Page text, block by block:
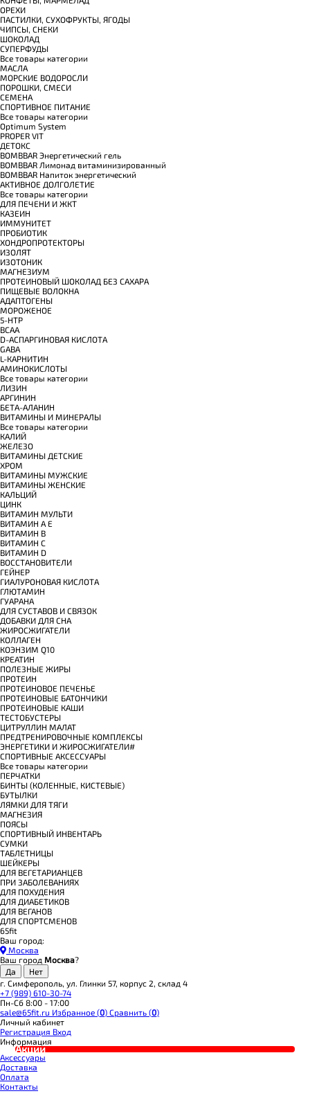
ОРЕХИ
ПАСТИЛКИ, СУХОФРУКТЫ, ЯГОДЫ
ЧИПСЫ, СНЕКИ
ШОКОЛАД
СУПЕРФУДЫ
Все товары категории
МАСЛА
МОРСКИЕ ВОДОРОСЛИ
ПОРОШКИ, СМЕСИ
СЕМЕНА
СПОРТИВНОЕ ПИТАНИЕ
Все товары категории
Optimum System
PROPER VIT
ДЕТОКС
BOMBBAR Энергетический гель
BOMBBAR Лимонад витаминизированный
BOMBBAR Напиток энергетический
АКТИВНОЕ ДОЛГОЛЕТИЕ
Все товары категории
ДЛЯ ПЕЧЕНИ И ЖКТ
КАЗЕИН
ИММУНИТЕТ
ПРОБИОТИК
ХОНДРОПРОТЕКТОРЫ
ИЗОЛЯТ
ИЗОТОНИК
МАГНЕЗИУМ
ПРОТЕИНОВЫЙ ШОКОЛАД БЕЗ САХАРА
ПИЩЕВЫЕ ВОЛОКНА
АДАПТОГЕНЫ
МОРОЖЕНОЕ
5-HTP
BCAA
D-АСПАРГИНОВАЯ КИСЛОТА
GABA
L-КАРНИТИН
АМИНОКИСЛОТЫ
Все товары категории
ЛИЗИН
АРГИНИН
БЕТА-АЛАНИН
ВИТАМИНЫ И МИНЕРАЛЫ
Все товары категории
КАЛИЙ
ЖЕЛЕЗО
ВИТАМИНЫ ДЕТСКИЕ
ХРОМ
ВИТАМИНЫ МУЖСКИЕ
ВИТАМИНЫ ЖЕНСКИЕ
КАЛЬЦИЙ
ЦИНК
ВИТАМИН МУЛЬТИ
ВИТАМИН A E
ВИТАМИН B
ВИТАМИН C
ВИТАМИН D
ВОССТАНОВИТЕЛИ
ГЕЙНЕР
ГИАЛУРОНОВАЯ КИСЛОТА
ГЛЮТАМИН
ГУАРАНА
ДЛЯ СУСТАВОВ И СВЯЗОК
ДОБАВКИ ДЛЯ СНА
ЖИРОСЖИГАТЕЛИ
КОЛЛАГЕН
КОЭНЗИМ Q10
КРЕАТИН
ПОЛЕЗНЫЕ ЖИРЫ
ПРОТЕИН
ПРОТЕИНОВОЕ ПЕЧЕНЬЕ
ПРОТЕИНОВЫЕ БАТОНЧИКИ
ПРОТЕИНОВЫЕ КАШИ
ТЕСТОБУСТЕРЫ
ЦИТРУЛЛИН МАЛАТ
ПРЕДТРЕНИРОВОЧНЫЕ КОМПЛЕКСЫ
ЭНЕРГЕТИКИ И ЖИРОСЖИГАТЕЛИ#
СПОРТИВНЫЕ АКСЕССУАРЫ
Все товары категории
ПЕРЧАТКИ
БИНТЫ (КОЛЕННЫЕ, КИСТЕВЫЕ)
БУТЫЛКИ
ЛЯМКИ ДЛЯ ТЯГИ
МАГНЕЗИЯ
ПОЯСЫ
СПОРТИВНЫЙ ИНВЕНТАРЬ
СУМКИ
ТАБЛЕТНИЦЫ
ШЕЙКЕРЫ
ДЛЯ ВЕГЕТАРИАНЦЕВ
ПРИ ЗАБОЛЕВАНИЯХ
ДЛЯ ПОХУДЕНИЯ
ДЛЯ ДИАБЕТИКОВ
ДЛЯ ВЕГАНОВ
ДЛЯ СПОРТСМЕНОВ
65fit
Ваш город:
Москва
Ваш город Москва?
г. Симферополь, ул. Глинки 57, корпус 2, склад 4
+7 (989) 610-30-74
Пн-Сб 8:00 - 17:00
sale@65fit.ru Избранное (0) Сравнить (0)
Личный кабинет
Регистрация Вход
Информация
Акции
Аксессуары
Доставка
Оплата
Контакты